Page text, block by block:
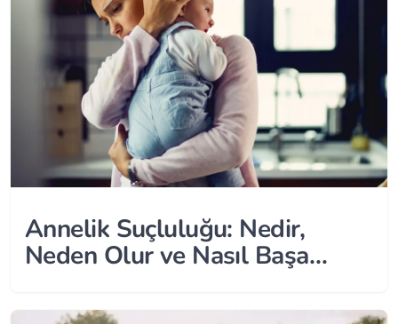
Annelik Suçluluğu: Nedir,
Neden Olur ve Nasıl Başa